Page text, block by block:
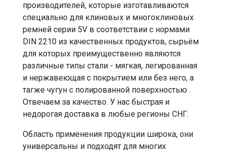
производителей, которые изготавливаются
специально для клиновых и многоклиновых
ремней серии 5V в соответствии с нормами
DIN 2210 из качественных продуктов, сырьём
для которых преимущественно являются
различные типы стали - мягкая, легированная
и нержавеющая с покрытием или без него, а
тагже чугун с полированной поверхностью .
Отвечаем за качество. У нас быстрая и
недорогая доставка в любые регионы СНГ.
Область применения продукции широка, они
универсальны и подходят для многих